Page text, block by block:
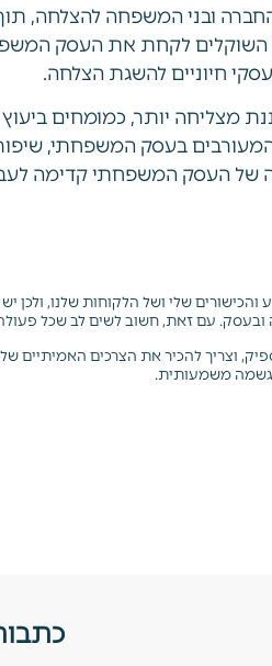
ובני המשפחה להצלחה,
לקחת את העסק
חיוניים להשגת הצלחה.
מצליחה יותר, כמומחים
בעסק המשפחתי,
של העסק המשפחתי קדימה
והכישורים שלי ושל הלקוחות שלנו,
עם זאת, חשוב לשים לב שכל
וצריך להכיר את הצרכים האמיתיים
משמעותית.